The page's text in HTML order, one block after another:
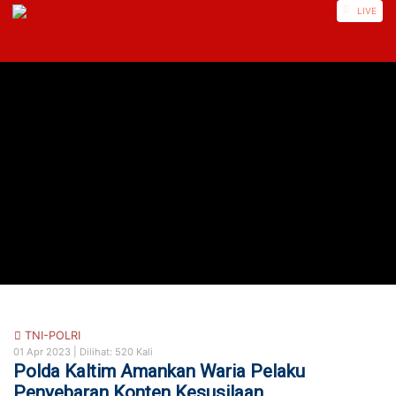
https://nusautaratv.com/ LIVE
TNI-POLRI
01 Apr 2023 | Dilihat: 520 Kali
Polda Kaltim Amankan Waria Pelaku